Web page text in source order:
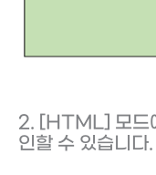
2. [HTML] 모드
인할 수 있습니다.